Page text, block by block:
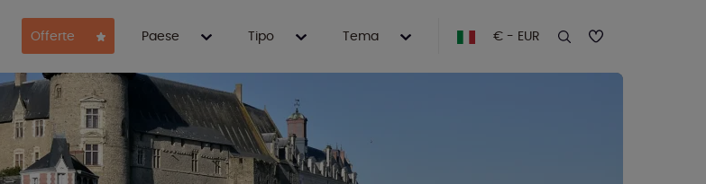
Offerte Paese Tipo Tema € - EUR